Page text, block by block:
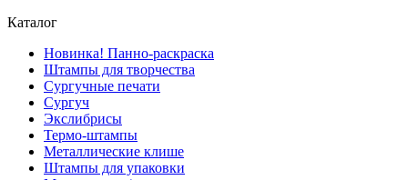
Каталог
Новинка! Панно-раскраска
Штампы для творчества
Сургучные печати
Сургуч
Экслибрисы
Термо-штампы
Металлические клише
Штампы для упаковки